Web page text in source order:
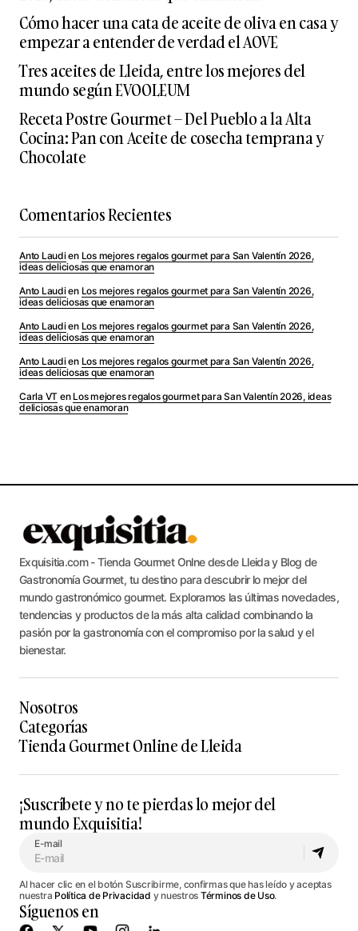
Cómo hacer una cata de aceite de oliva en casa y
empezar a entender de verdad el AOVE
Tres aceites de Lleida, entre los mejores del
mundo según EVOOLEUM
Receta Postre Gourmet – Del Pueblo a la Alta
Cocina: Pan con Aceite de cosecha temprana y
Chocolate
Comentarios Recientes
Anto Laudien Los mejores regalos gourmet para San Valentín 2026,
ideas deliciosas que enamoran
Anto Laudien Los mejores regalos gourmet para San Valentín 2026,
ideas deliciosas que enamoran
Anto Laudien Los mejores regalos gourmet para San Valentín 2026,
ideas deliciosas que enamoran
Anto Laudien Los mejores regalos gourmet para San Valentín 2026,
ideas deliciosas que enamoran
Carla VT en Los mejores regalos gourmet para San Valentín 2026, ideas
deliciosas que enamoran
Exquisitia.com - Tienda Gourmet Onlne desde Lleida y Blog de
Gastronomía Gourmet, tu destino para descubrir lo mejor del
mundo gastronómico gourmet. Exploramos las últimas novedades,
tendencias y productos de la más alta calidad combinando la
pasión por la gastronomía con el compromiso por la salud y el
bienestar.
Nosotros
Categorías
Tienda Gourmet Online de Lleida
¡Suscríbete y no te pierdas lo mejor del
mundo Exquisitia!
E-mail
Al hacer clic en el botón Suscribirme, confirmas que has leído y aceptas
nuestra Política de Privacidad y nuestros Términos de Uso.
Síguenos en